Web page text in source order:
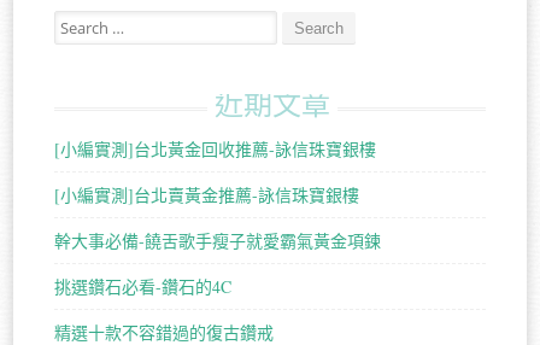
Search for:
近期文章
[小編實測]台北黃金回收推薦-詠信珠寶銀樓
[小編實測]台北賣黃金推薦-詠信珠寶銀樓
幹大事必備-饒舌歌手瘦子就愛霸氣黃金項鍊
挑選鑽石必看-鑽石的4C
精選十款不容錯過的復古鑽戒